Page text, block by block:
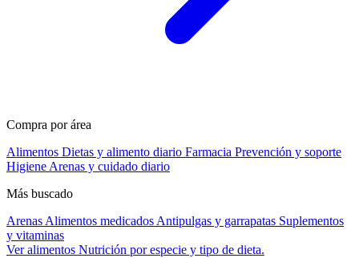
Compra por área
Alimentos Dietas y alimento diario Farmacia Prevención y soporte
Higiene Arenas y cuidado diario
Más buscado
Arenas Alimentos medicados Antipulgas y garrapatas Suplementos
y vitaminas
Ver alimentos Nutrición por especie y tipo de dieta.